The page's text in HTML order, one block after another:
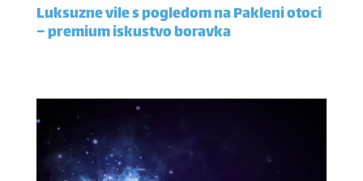
Luksuzne vile s pogledom na Pakleni otoci
– premium iskustvo boravka